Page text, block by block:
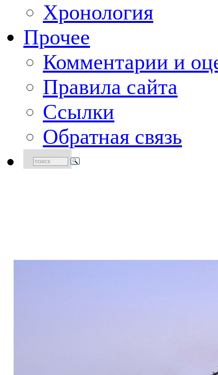
Хронология
Прочее
Комментарии и
Правила сайта
Ссылки
Обратная связь